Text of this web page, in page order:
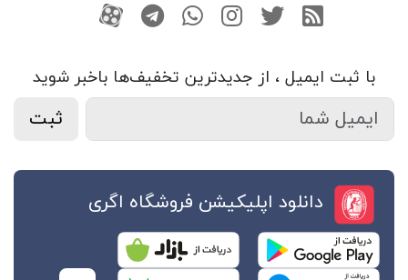
RSS توییتراینستاگرام
واتساپتلگرامآپارات
با ثبت ایمیل ، از جدید‌ترین تخفیف‌ها با‌خبر شوید
ثبت
دانلود اپلیکیشن فروشگاه اگری